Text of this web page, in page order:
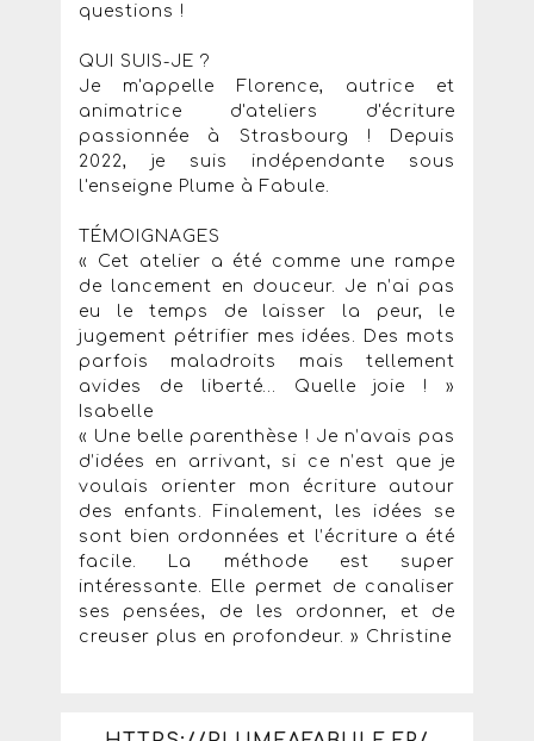
questions !
QUI SUIS-JE ?
Je m'appelle Florence, autrice et
animatrice d'ateliers d'écriture
passionnée à Strasbourg ! Depuis
2022, je suis indépendante sous
l'enseigne Plume à Fabule.
TÉMOIGNAGES
« Cet atelier a été comme une rampe
de lancement en douceur. Je n’ai pas
eu le temps de laisser la peur, le
jugement pétrifier mes idées. Des mots
parfois maladroits mais tellement
avides de liberté… Quelle joie ! »
Isabelle
« Une belle parenthèse ! Je n’avais pas
d’idées en arrivant, si ce n’est que je
voulais orienter mon écriture autour
des enfants. Finalement, les idées se
sont bien ordonnées et l’écriture a été
facile. La méthode est super
intéressante. Elle permet de canaliser
ses pensées, de les ordonner, et de
creuser plus en profondeur. » Christine